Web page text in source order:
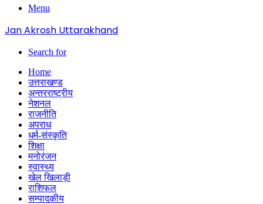
Menu
Jan Akrosh Uttarakhand
Search for
Home
उत्तराखण्ड
अन्तरराष्ट्रीय
नेशनल
राजनीति
अपराध
धर्म-संस्कृति
शिक्षा
मनोरंजन
स्वास्थ्य
खेल खिलाड़ी
राशिफल
सम्पादकीय